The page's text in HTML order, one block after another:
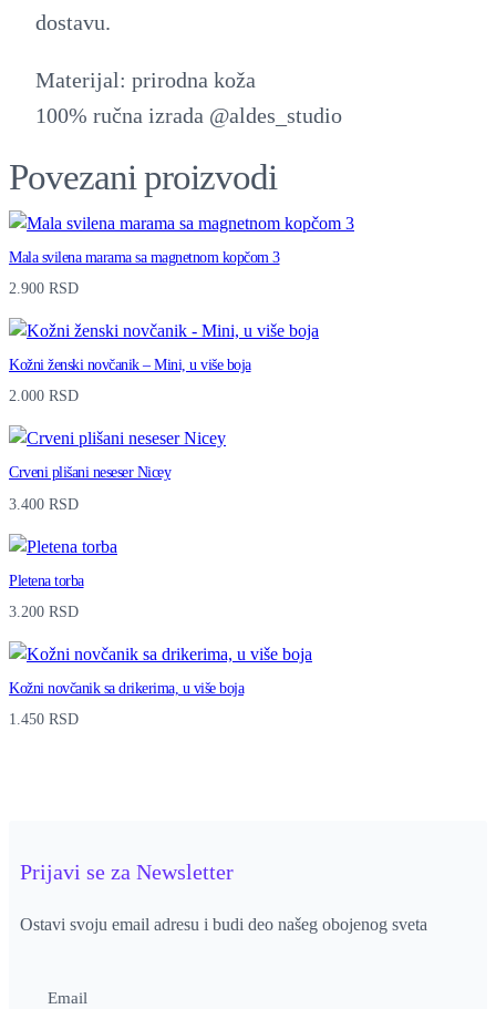
n
o
v
č
a
n
i
k
n
a
p
r
e
k
l
o
dostavu.
Materijal: prirodna koža
100% ručna izrada @aldes_studio
Povezani proizvodi
Mala svilena marama sa magnetnom kopčom 3
2.900 RSD
Kožni ženski novčanik – Mini, u više boja
2.000 RSD
Crveni plišani neseser Nicey
3.400 RSD
Pletena torba
3.200 RSD
Kožni novčanik sa drikerima, u više boja
1.450 RSD
Prijavi se za Newsletter
Ostavi svoju email adresu i budi deo našeg obojenog sveta
Email